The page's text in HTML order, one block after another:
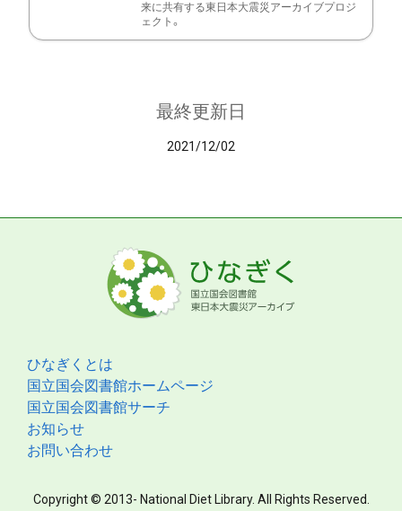
来に共有する東日本大震災アーカイブプロジ
ェクト。
最終更新日
2021/12/02
ひなぎくとは
国立国会図書館ホームページ
国立国会図書館サーチ
お知らせ
お問い合わせ
Copyright © 2013- National Diet Library. All Rights Reserved.